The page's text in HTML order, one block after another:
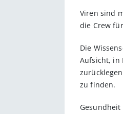
Viren sind
die Crew
Die
Aufsicht, in
zu finden.